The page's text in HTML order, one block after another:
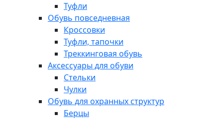
Туфли
Обувь повседневная
Кроссовки
Туфли, тапочки
Треккинговая обувь
Аксессуары для обуви
Стельки
Чулки
Обувь для охранных структур
Берцы